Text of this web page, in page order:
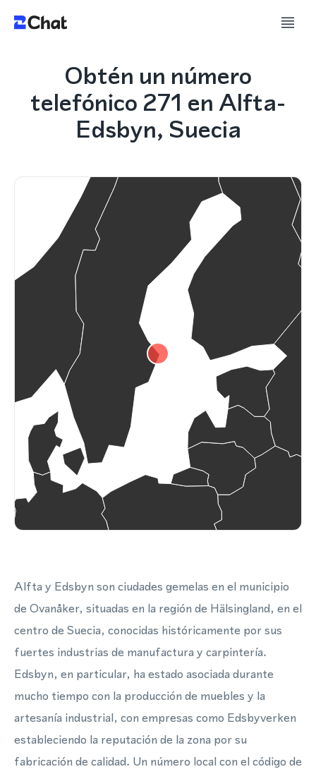
Obtén un número
telefónico 271 en Alfta-
Edsbyn, Suecia
Alfta y Edsbyn son ciudades gemelas en el municipio
de Ovanåker, situadas en la región de Hälsingland, en el
centro de Suecia, conocidas históricamente por sus
fuertes industrias de manufactura y carpintería.
Edsbyn, en particular, ha estado asociada durante
mucho tiempo con la producción de muebles y la
artesanía industrial, con empresas como Edsbyverken
estableciendo la reputación de la zona por su
fabricación de calidad. Un número local con el código de